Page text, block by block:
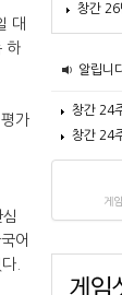
대
하
가
어
.
창간 26
알립니
창간 24
창간 24
게